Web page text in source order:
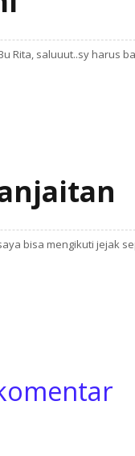
Rita, saluuut..sy harus
bisa mengikuti jejak